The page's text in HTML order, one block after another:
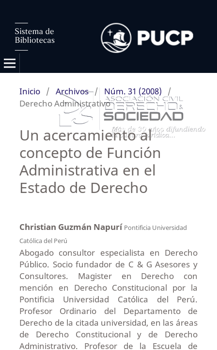
Inicio / Archivos / Núm. 31 (2008)
/
Derecho Administrativo
Un acercamiento al
concepto de Función
Administrativa en el
Estado de Derecho
Christian Guzmán Napurí Pontificia Universidad
Católica del Perú
Abogado consultor especialista en Derecho
Público. Socio fundador de C & G Asesores y
Consultores. Magister en Derecho con
mención en Derecho Constitucional por la
Pontificia Universidad Católica del Perú.
Profesor Ordinario del Departamento de
Derecho de la citada universidad, en las áreas
de Derecho Constitucional y de Derecho
Administrativo. Profesor de la Escuela de